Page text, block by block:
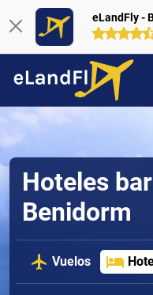
eLandFly -
Hoteles
Benidorm
Vuelos